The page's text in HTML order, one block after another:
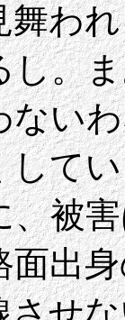
舞わ
し。
ない
して
、被
出